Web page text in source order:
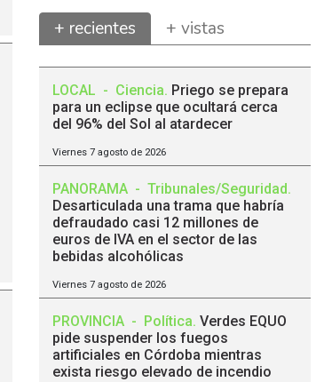
+ recientes + vistas
LOCAL - Ciencia. Priego se prepara
para un eclipse que ocultará cerca
del 96% del Sol al atardecer
Viernes 7 agosto de 2026
PANORAMA - Tribunales/Seguridad.
Desarticulada una trama que habría
defraudado casi 12 millones de
euros de IVA en el sector de las
bebidas alcohólicas
Viernes 7 agosto de 2026
PROVINCIA - Política. Verdes EQUO
pide suspender los fuegos
artificiales en Córdoba mientras
exista riesgo elevado de incendio